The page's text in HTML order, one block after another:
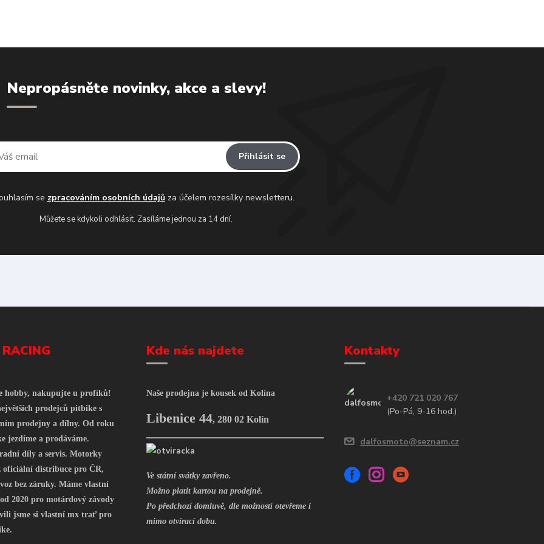
Nepropásněte novinky, akce a slevy!
Přihlásit se
se zpracováním osobních údajůza účelem rozesílky newsletteru.
Můžete se kdykoli odhlásit. Zasíláme jednou za 14 dní.
hobby, nakupujte u profíků!
prodejců pitbike s
prodejny a dílny. Od roku
jezdíme a prodáváme.
díly a servis. Motorky
oficiální distribuce pro ČR,
bez záruky. Máme vlastní
2020 pro motárdový závody
jsme si vlastní mx trať pro
Kde nás najdete
Naše prodejna je kousek od Kolína
Libenice 44, 280 02 Kolín
Ve státní svátky zavřeno.
Možno platit kartou na prodejně.
Po předchozí domluvě, dle možností otevřeme i
mimo otvírací dobu.
Kontakty
+420 721 020 767
(Po-Pá, 9-16 hod.)
dalfosmoto@seznam.cz